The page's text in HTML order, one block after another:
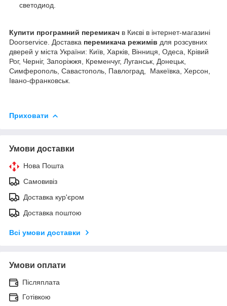
светодиод.
Купити програмний перемикач в Києві в інтернет-магазині
Doorservice. Доставка перемикача режимів для розсувних
дверей у міста України: Київ, Харків, Вінниця, Одеса, Крівий
Рог, Черніг, Запоріжжя, Кременчуг, Луганськ, Донецьк,
Симферополь, Савастополь, Павлоград, Макеївка, Херсон,
Івано-франковськ.
Приховати
Умови доставки
Нова Пошта
Самовивіз
Доставка кур'єром
Доставка поштою
Всі умови доставки
Умови оплати
Післяплата
Готівкою